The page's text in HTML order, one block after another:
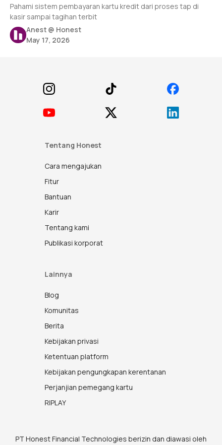
Pahami sistem pembayaran kartu kredit dari proses tap di
kasir sampai tagihan terbit
Anest @ Honest
May 17, 2026
PT Honest Financial Technologies berizin dan diawasi oleh
Tentang Honest
Cara mengajukan
Fitur
Bantuan
Karir
Tentang kami
Publikasi korporat
Lainnya
Blog
Komunitas
Berita
Kebijakan privasi
Ketentuan platform
Kebijakan pengungkapan kerentanan
Perjanjian pemegang kartu
RIPLAY